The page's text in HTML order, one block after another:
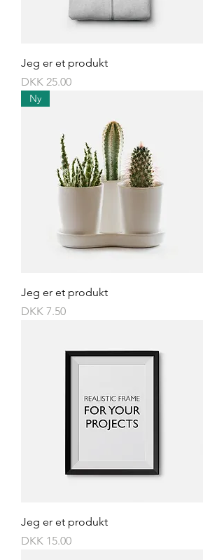
Jeg er et produkt
Price
DKK 25.00
Ny
Jeg er et produkt
Price
DKK 7.50
Jeg er et produkt
Price
DKK 15.00